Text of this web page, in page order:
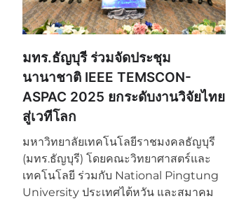
มทร.ธัญบุรี ร่วมจัดประชุม
นานาชาติ IEEE TEMSCON-
ASPAC 2025 ยกระดับงานวิจัยไทย
สู่เวทีโลก
มหาวิทยาลัยเทคโนโลยีราชมงคลธัญบุรี
(มทร.ธัญบุรี) โดยคณะวิทยาศาสตร์และ
เทคโนโลยี ร่วมกับ National Pingtung
University ประเทศไต้หวัน และสมาคม